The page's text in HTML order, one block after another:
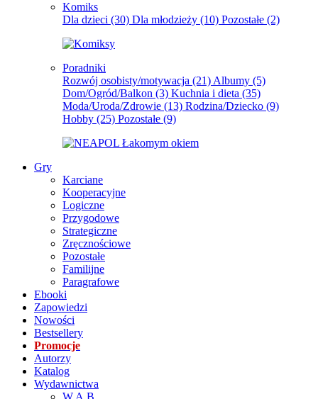
Komiks
Dla dzieci (30) Dla młodzieży (10) Pozostałe (2)
Poradniki
Rozwój osobisty/motywacja (21) Albumy (5)
Dom/Ogród/Balkon (3) Kuchnia i dieta (35)
Moda/Uroda/Zdrowie (13) Rodzina/Dziecko (9)
Hobby (25) Pozostałe (9)
Gry
Karciane
Kooperacyjne
Logiczne
Przygodowe
Strategiczne
Zręcznościowe
Pozostałe
Familijne
Paragrafowe
Ebooki
Zapowiedzi
Nowości
Bestsellery
Promocje
Autorzy
Katalog
Wydawnictwa
W.A.B.